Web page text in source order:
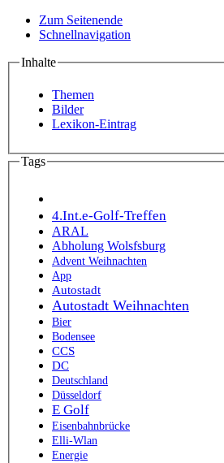
Zum Seitenende
Schnellnavigation
Inhalte
Themen
Bilder
Lexikon-Eintrag
Tags
4.Int.e-Golf-Treffen
ARAL
Abholung Wolsfsburg
Advent Weihnachten
App
Autostadt
Autostadt Weihnachten
Bier
Bodensee
CCS
DC
Deutschland
Düsseldorf
E Golf
Eisenbahnbrücke
Elli-Wlan
Energie